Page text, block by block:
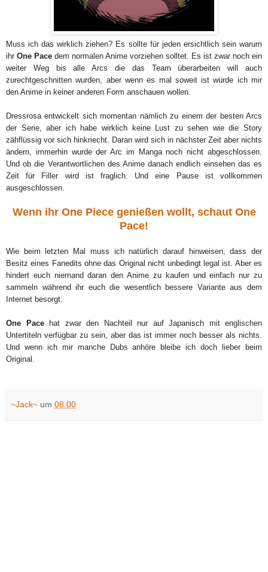
Muss ich das wirklich ziehen? Es sollte für jeden ersichtlich sein warum
ihr One Pace dem normalen Anime vorziehen solltet. Es ist zwar noch ein
weiter Weg bis alle Arcs die das Team überarbeiten will auch
zurechtgeschnitten wurden, aber wenn es mal soweit ist würde ich mir
den Anime in keiner anderen Form anschauen wollen.
Dressrosa entwickelt sich momentan nämlich zu einem der besten Arcs
der Serie, aber ich habe wirklich keine Lust zu sehen wie die Story
zähflüssig vor sich hinkriecht. Daran wird sich in nächster Zeit aber nichts
ändern, immerhin wurde der Arc im Manga noch nicht abgeschlossen.
Und ob die Verantwortlichen des Anime danach endlich einsehen das es
Zeit für Filler wird ist fraglich. Und eine Pause ist vollkommen
ausgeschlossen.
Wenn ihr One Piece genießen wollt, schaut One
Pace!
Wie beim letzten Mal muss ich natürlich darauf hinweisen, dass der
Besitz eines Fanedits ohne das Original nicht unbedingt legal ist. Aber es
hindert euch niemand daran den Anime zu kaufen und einfach nur zu
sammeln während ihr euch die wesentlich bessere Variante aus dem
Internet besorgt.
One Pacehat zwar den Nachteil nur auf Japanisch mit englischen
Untertiteln verfügbar zu sein, aber das ist immer noch besser als nichts.
Und wenn ich mir manche Dubs anhöre bleibe ich doch lieber beim
Original.
~Jack~ um 08:00